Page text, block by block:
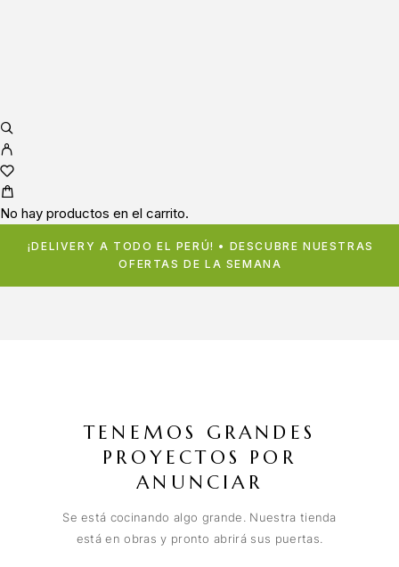
No hay productos en el carrito.
¡DELIVERY A TODO EL PERÚ! • DESCUBRE NUESTRAS
OFERTAS DE LA SEMANA
TENEMOS GRANDES
PROYECTOS POR
ANUNCIAR
Se está cocinando algo grande. Nuestra tienda
está en obras y pronto abrirá sus puertas.